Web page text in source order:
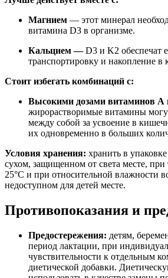
Магнием — этот минерал
витамина D3 в организме.
Кальцием —D3 и K2 обеспечат
транспортировку и накопление в
Стоит избегать комбинаций с:
Высокими дозами витаминов А
жирорастворимые витамины
между собой за усвоение в
их одновременно в больших
Условия хранения: хранить в
сухом, защищенном от света месте, при
25°C и при относительной влажности
недоступном для детей месте.
Противопоказания и
Предостережения: детям,
период лактации, при
чувствительности к отдельным
диетической добавки.